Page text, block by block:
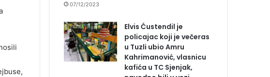
07/12/2023
Elvis Ćustendil je
policajac koji je večeras
u Tuzli ubio Amru
Kahrimanović, vlasnicu
kafića u TC Sjenjak,